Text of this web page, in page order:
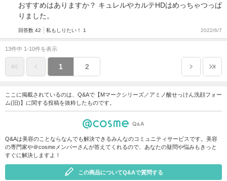
おすすめはありますか？ キュレルやカルテHDはめっちゃつっぱ
りました。
回答数 42 私もしりたい！ 1 2022/6/7
13件中 1-10件を表示
1 2
ここに掲載されているのは、Q&Aで【Mマークシリーズ／アミノ酸せっけん洗顔フォー
ム(旧)】に関する投稿を抜粋したものです。
Q&Aは美容のことならなんでも解決できるみんなのコミュニティサービスです。美容
の専門家や＠cosmeメンバーさんが答えてくれるので、あなたの疑問や悩みもきっと
すぐに解決しますよ！
この商品についてQ&Aで質問する